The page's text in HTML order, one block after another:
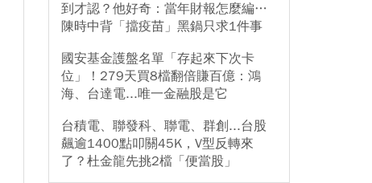
到才認？他好奇：當年財報怎麼編…
陳時中背「擋疫苗」黑鍋只求1件事
國安基金護盤名單「存起來下次卡
位」！279天買8檔翻倍賺百億：鴻
海、台達電...唯一金融股是它
台積電、聯發科、聯電、群創...台股
飆逾1400點叩關45K，V型反轉來
了？杜金龍先挑2檔「便當股」